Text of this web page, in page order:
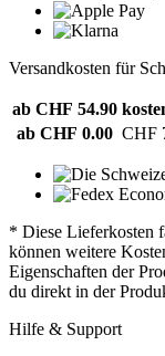
Versandkosten für
ab CHF 54.90
ab CHF 0.00 CHF
* Diese Lieferkosten
können weitere
Eigenschaften der
du direkt in der
Hilfe & Support